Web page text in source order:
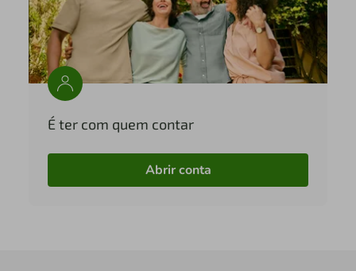
É ter com quem contar
Abrir conta